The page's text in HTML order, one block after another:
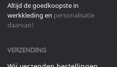
Altijd de goedkoopste in
werkkleding en personalisatie
daarvan!
VERZENDING